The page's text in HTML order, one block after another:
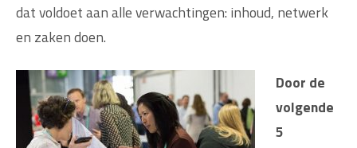
dat voldoet aan alle verwachtingen: inhoud, netwerk
en zaken doen.
Door de
volgende
5